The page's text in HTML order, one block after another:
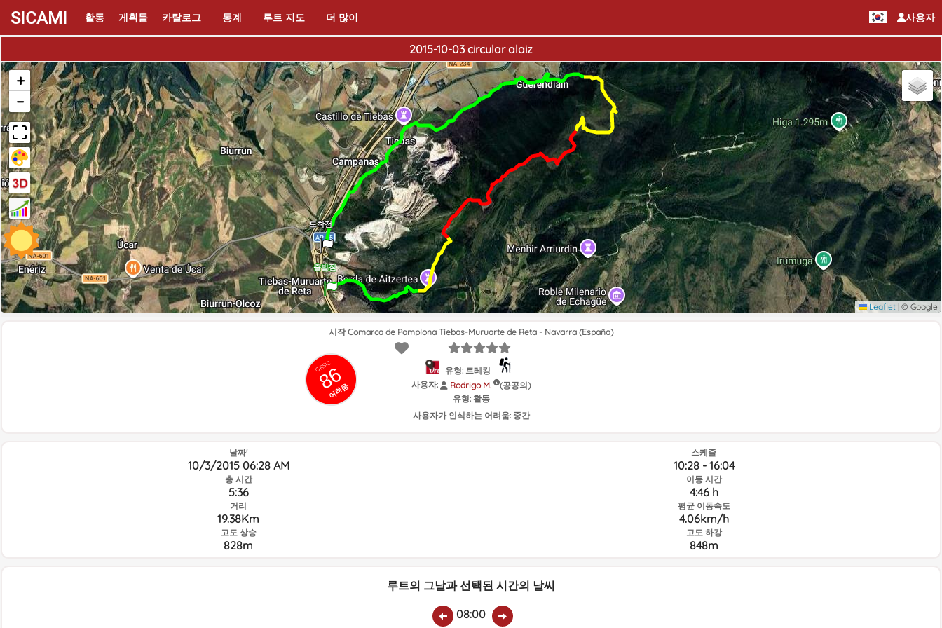
사용자
SICAMI 활동 게획들 카탈로그 통계 루트 지도 더 많이
2015-10-03 circular alaiz
출발점
도착점
+
−
Leaflet | © Google
GRSIC
86
어려움
시작 Comarca de Pamplona Tiebas-Muruarte de Reta - Navarra (España)
유형: 트레킹
사용자:
Rodrigo M.
(공공의)
유형: 활동
사용자가 인식하는 어려움: 중간
날짜'
10/3/2015 06:28 AM
총 시간
5:36
거리
19.38Km
고도 상승
828m
스케쥴
10:28 - 16:04
이동 시간
4:46 h
평균 이동속도
4.06km/h
고도 하강
848m
루트의 그날과 선택된 시간의 날씨
08:00